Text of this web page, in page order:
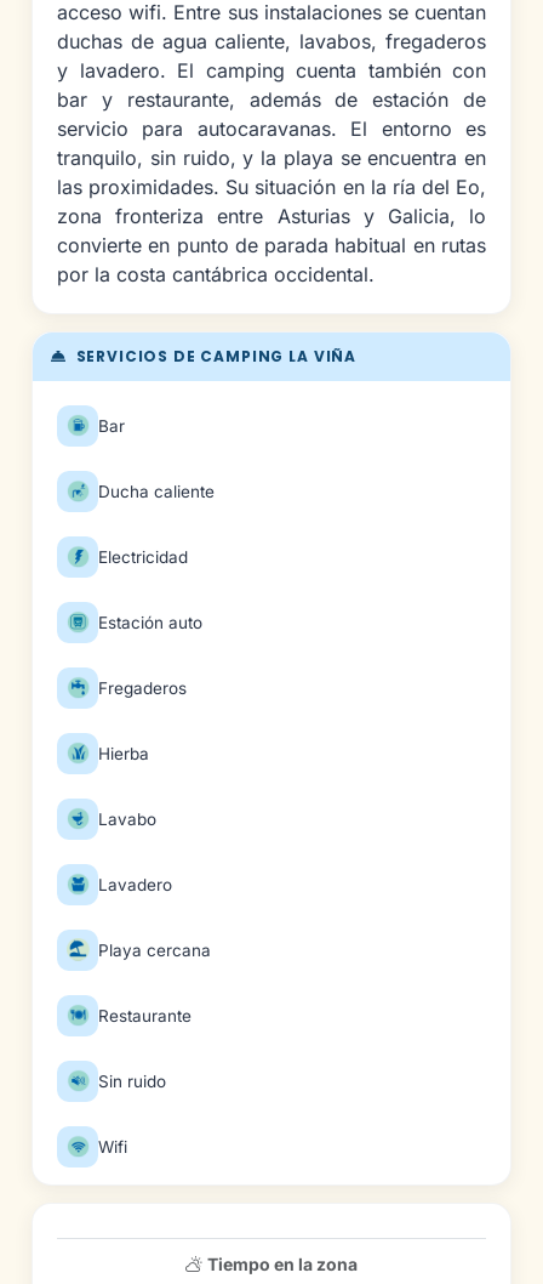
SERVICIOS DE CAMPING LA VIÑA
Bar
Ducha caliente
Electricidad
Estación auto
Fregaderos
Hierba
Lavabo
Lavadero
Playa cercana
Restaurante
Sin ruido
Wifi
acceso wifi. Entre sus instalaciones se cuentan
duchas de agua caliente, lavabos, fregaderos
y lavadero. El camping cuenta también con
bar y restaurante, además de estación de
servicio para autocaravanas. El entorno es
tranquilo, sin ruido, y la playa se encuentra en
las proximidades. Su situación en la ría del Eo,
zona fronteriza entre Asturias y Galicia, lo
convierte en punto de parada habitual en rutas
por la costa cantábrica occidental.
Tiempo en la zona